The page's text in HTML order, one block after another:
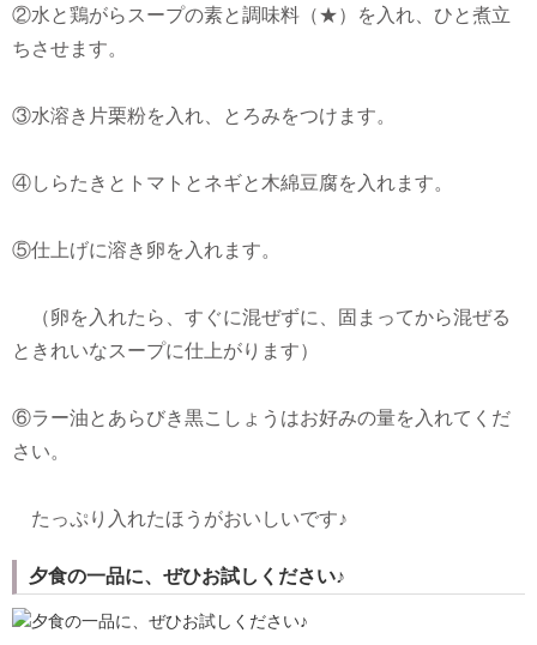
②水と鶏がらスープの素と調味料（★）を入れ、ひと煮立
ちさせます。
③水溶き片栗粉を入れ、とろみをつけます。
④しらたきとトマトとネギと木綿豆腐を入れます。
⑤仕上げに溶き卵を入れます。
（卵を入れたら、すぐに混ぜずに、固まってから混ぜる
ときれいなスープに仕上がります）
⑥ラー油とあらびき黒こしょうはお好みの量を入れてくだ
さい。
たっぷり入れたほうがおいしいです♪
夕食の一品に、ぜひお試しください♪